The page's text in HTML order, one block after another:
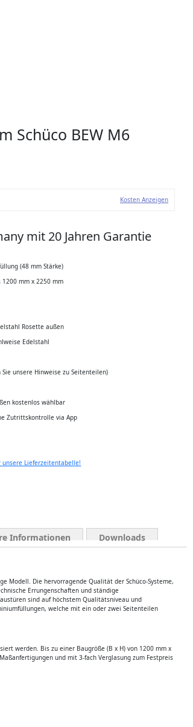
Schüco BEW M6
Kosten Anzeigen
mit 20 Jahren Garantie
(48 mm Stärke)
1200 mm x 2250 mm
Rosette außen
Edelstahl
unsere Hinweise zu Seitenteilen)
kostenlos wählbar
Zutrittskontrolle via App
Lieferzeitentabelle!
Modell. Die hervorragende Qualität der Schüco-Systeme,
Errungenschaften und ständige
sind auf höchstem Qualitätsniveau und
welche mit ein oder zwei Seitenteilen
werden. Bis zu einer Baugröße (B x H) von 1200 mm x
und mit 3-fach Verglasung zum Festpreis
Informationen
Downloads